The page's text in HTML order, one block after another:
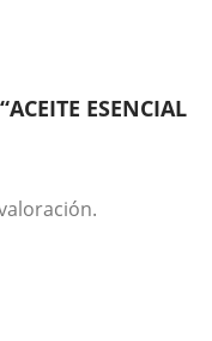
ESENCIAL